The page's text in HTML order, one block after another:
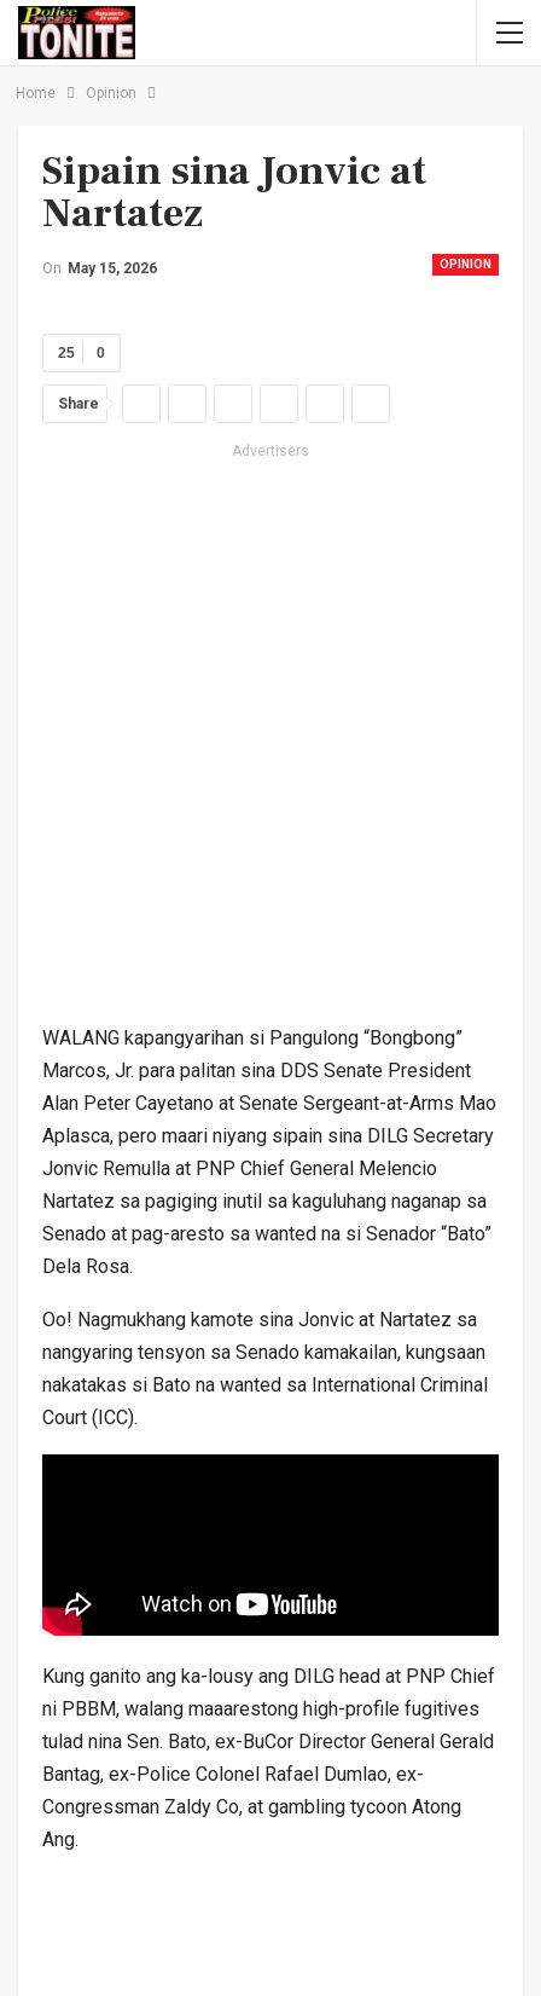
Home Opinion
Sipain sina Jonvic at
Nartatez
OPINION
On May 15, 2026
0
25
Share
Advertisers
WALANG kapangyarihan si Pangulong “Bongbong”
Marcos, Jr. para palitan sina DDS Senate President
Alan Peter Cayetano at Senate Sergeant-at-Arms Mao
Aplasca, pero maari niyang sipain sina DILG Secretary
Jonvic Remulla at PNP Chief General Melencio
Nartatez sa pagiging inutil sa kaguluhang naganap sa
Senado at pag-aresto sa wanted na si Senador “Bato”
Dela Rosa.
Oo! Nagmukhang kamote sina Jonvic at Nartatez sa
nangyaring tensyon sa Senado kamakailan, kungsaan
nakatakas si Bato na wanted sa International Criminal
Court (ICC).
Kung ganito ang ka-lousy ang DILG head at PNP Chief
ni PBBM, walang maaarestong high-profile fugitives
tulad nina Sen. Bato, ex-BuCor Director General Gerald
Bantag, ex-Police Colonel Rafael Dumlao, ex-
Congressman Zaldy Co, at gambling tycoon Atong
Ang.